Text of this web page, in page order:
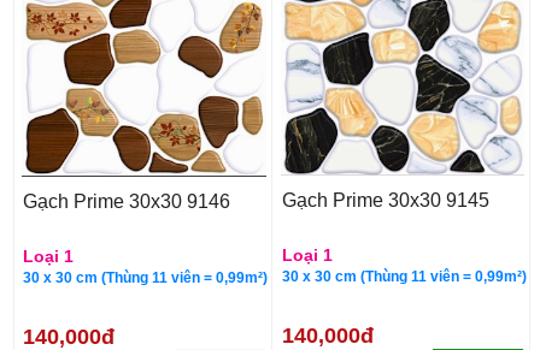
Gạch Prime 30x30 9146
Loại 1
30 x 30 cm (Thùng 11 viên = 0,99m²)
140,000đ
Gạch Prime 30x30 9145
Loại 1
30 x 30 cm (Thùng 11 viên = 0,99m²)
140,000đ